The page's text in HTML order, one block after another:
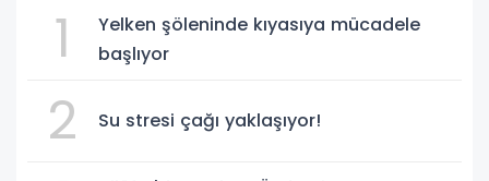
1
Yelken şöleninde kıyasıya mücadele
başlıyor
2 Su stresi çağı yaklaşıyor!